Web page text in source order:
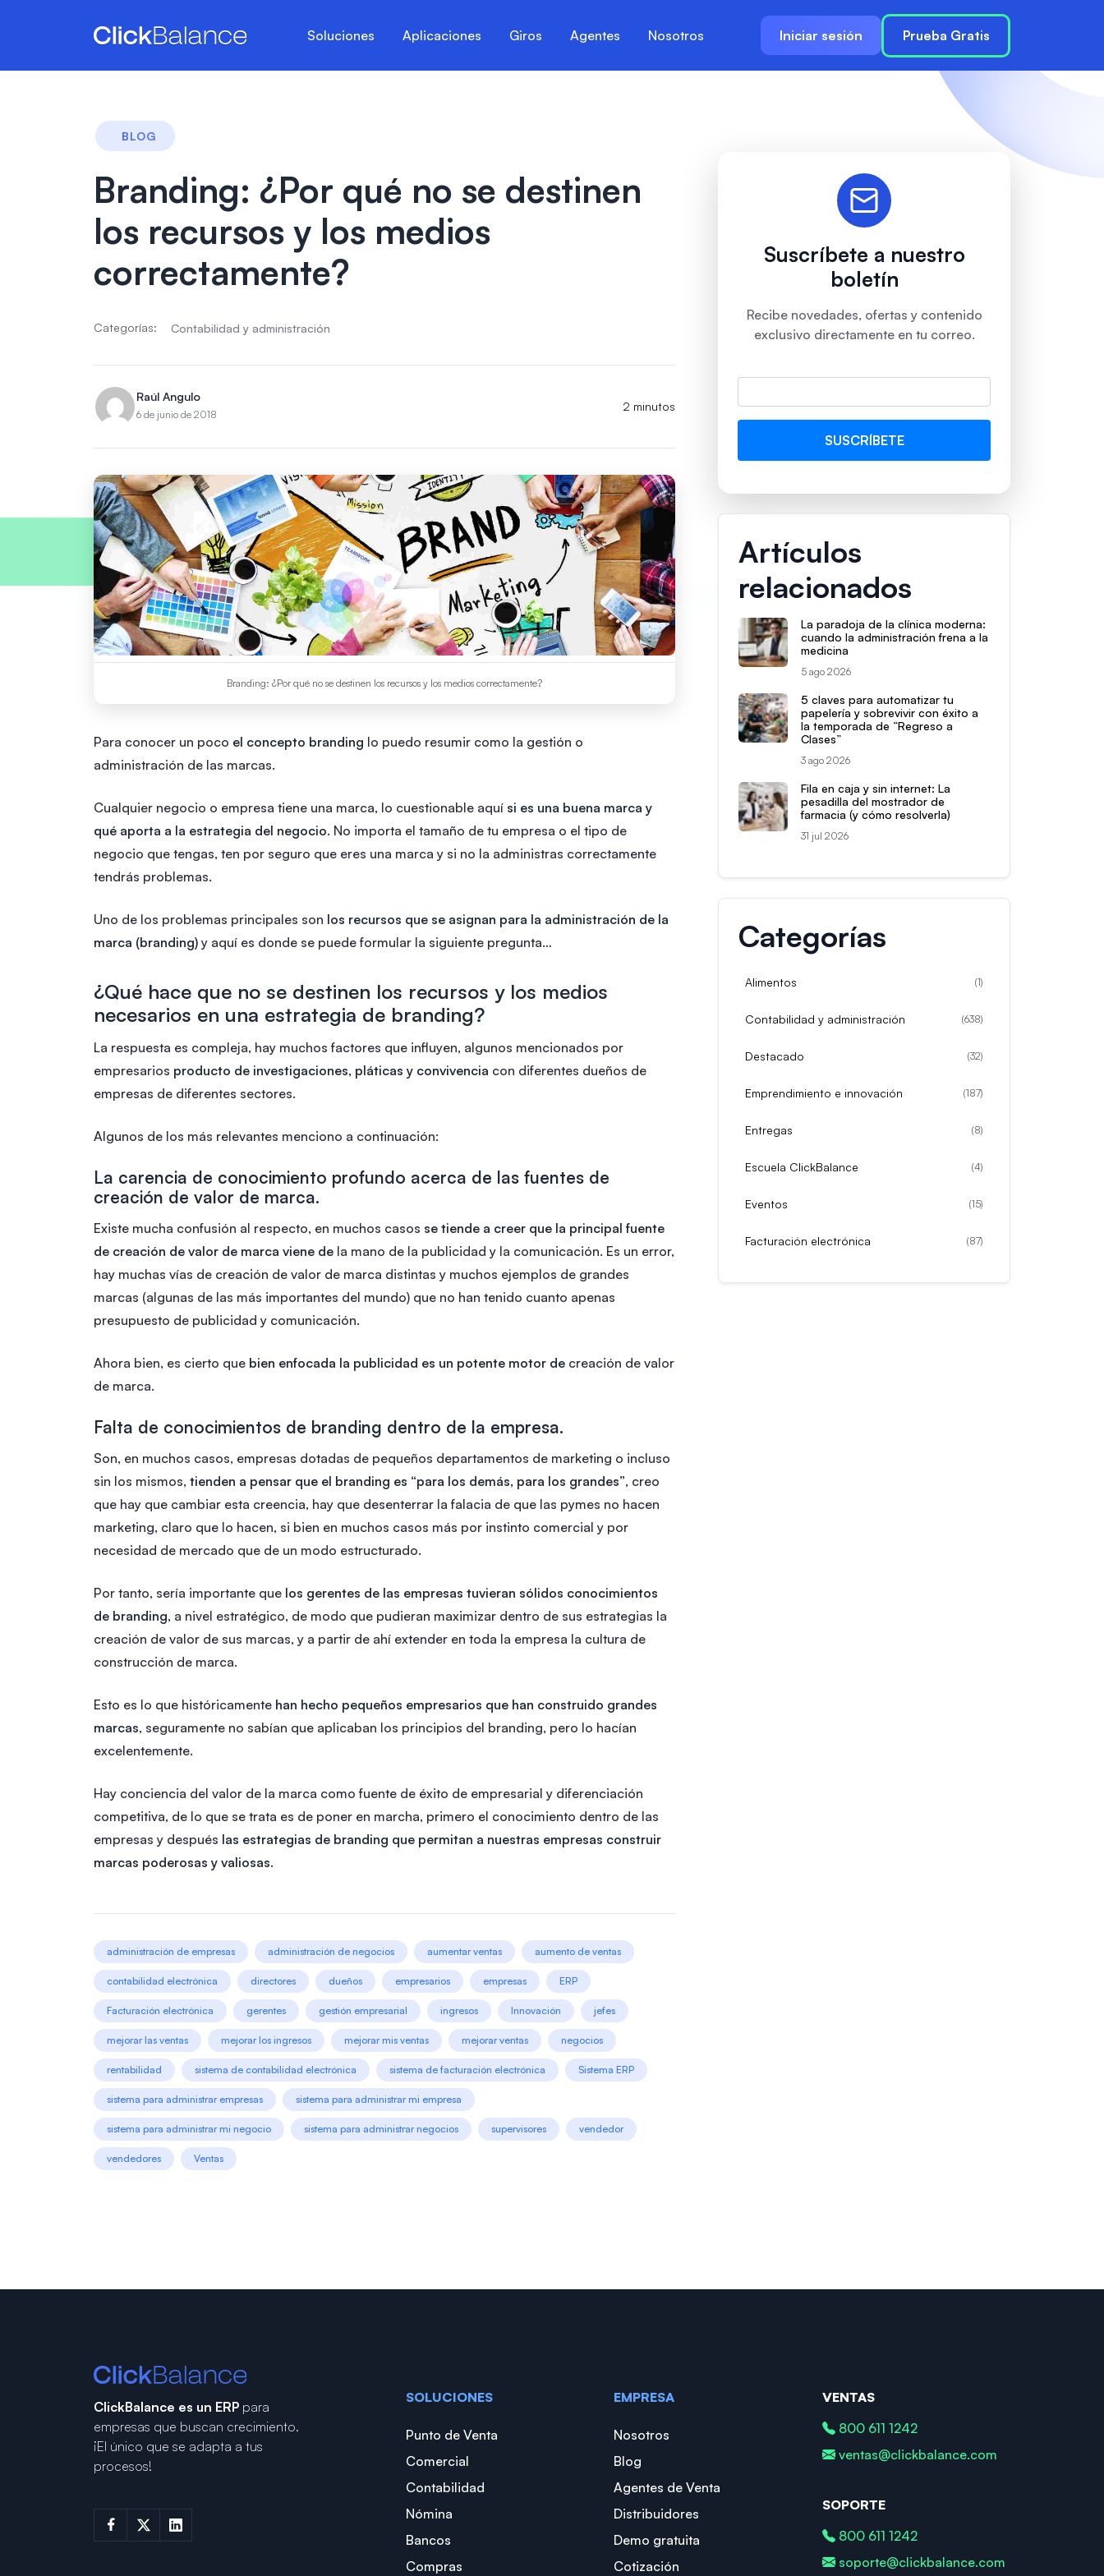
Soluciones Aplicaciones Giros Agentes Nosotros Iniciar sesión Prueba Gratis
BLOG
Branding: ¿Por qué no se destinen
los recursos y los medios
correctamente?
Categorías: Contabilidad y administración
Raúl Angulo
6 de junio de 2018
2 minutos
Branding: ¿Por qué no se destinen los recursos y los medios correctamente?
Para conocer un poco el concepto branding lo puedo resumir como la gestión o
administración de las marcas.
Cualquier negocio o empresa tiene una marca, lo cuestionable aquí si es una buena marca y
qué aporta a la estrategia del negocio. No importa el tamaño de tu empresa o el tipo de
negocio que tengas, ten por seguro que eres una marca y si no la administras correctamente
tendrás problemas.
Uno de los problemas principales son los recursos que se asignan para la administración de la
marca (branding) y aquí es donde se puede formular la siguiente pregunta…
¿Qué hace que no se destinen los recursos y los medios
necesarios en una estrategia de branding?
La respuesta es compleja, hay muchos factores que influyen, algunos mencionados por
empresarios producto de investigaciones, pláticas y convivencia con diferentes dueños de
empresas de diferentes sectores.
Algunos de los más relevantes menciono a continuación:
La carencia de conocimiento profundo acerca de las fuentes de
creación de valor de marca.
Existe mucha confusión al respecto, en muchos casos se tiende a creer que la principal fuente
de creación de valor de marca viene de la mano de la publicidad y la comunicación. Es un error,
hay muchas vías de creación de valor de marca distintas y muchos ejemplos de grandes
marcas (algunas de las más importantes del mundo) que no han tenido cuanto apenas
presupuesto de publicidad y comunicación.
Ahora bien, es cierto que bien enfocada la publicidad es un potente motor de creación de valor
de marca.
Falta de conocimientos de branding dentro de la empresa.
Son, en muchos casos, empresas dotadas de pequeños departamentos de marketing o incluso
sin los mismos, tienden a pensar que el branding es “para los demás, para los grandes”, creo
que hay que cambiar esta creencia, hay que desenterrar la falacia de que las pymes no hacen
marketing, claro que lo hacen, si bien en muchos casos más por instinto comercial y por
necesidad de mercado que de un modo estructurado.
Por tanto, sería importante que los gerentes de las empresas tuvieran sólidos conocimientos
de branding, a nivel estratégico, de modo que pudieran maximizar dentro de sus estrategias la
creación de valor de sus marcas, y a partir de ahí extender en toda la empresa la cultura de
construcción de marca.
Esto es lo que históricamente han hecho pequeños empresarios que han construido grandes
marcas, seguramente no sabían que aplicaban los principios del branding, pero lo hacían
excelentemente.
Hay conciencia del valor de la marca como fuente de éxito de empresarial y diferenciación
competitiva, de lo que se trata es de poner en marcha, primero el conocimiento dentro de las
empresas y después las estrategias de branding que permitan a nuestras empresas construir
marcas poderosas y valiosas.
administración de empresas administración de negocios aumentar ventas aumento de ventas
contabilidad electrónica directores dueños empresarios empresas ERP
Facturación electrónica gerentes gestión empresarial ingresos Innovación jefes
mejorar las ventas mejorar los ingresos mejorar mis ventas mejorar ventas negocios
rentabilidad sistema de contabilidad electrónica sistema de facturación electrónica Sistema ERP
sistema para administrar empresas sistema para administrar mi empresa
sistema para administrar mi negocio sistema para administrar negocios supervisores vendedor
vendedores Ventas
Suscríbete a nuestro
boletín
Recibe novedades, ofertas y contenido
exclusivo directamente en tu correo.
Artículos
relacionados
La paradoja de la clínica moderna:
cuando la administración frena a la
medicina
5 ago 2026
5 claves para automatizar tu
papelería y sobrevivir con éxito a
la temporada de “Regreso a
Clases”
3 ago 2026
Fila en caja y sin internet: La
pesadilla del mostrador de
farmacia (y cómo resolverla)
31 jul 2026
Categorías
Alimentos (1)
Contabilidad y administración (638)
Destacado (32)
Emprendimiento e innovación (187)
Entregas (8)
Escuela ClickBalance (4)
Eventos (15)
Facturación electrónica (87)
ClickBalance es un ERP para
empresas que buscan crecimiento.
¡El único que se adapta a tus
procesos!
SOLUCIONES
Punto de Venta
Comercial
Contabilidad
Nómina
Bancos
Compras
EMPRESA
Nosotros
Blog
Agentes de Venta
Distribuidores
Demo gratuita
Cotización
VENTAS
800 611 1242
ventas@clickbalance.com
SOPORTE
800 611 1242
soporte@clickbalance.com